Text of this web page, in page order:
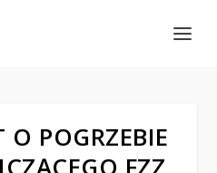
POGRZEBIE